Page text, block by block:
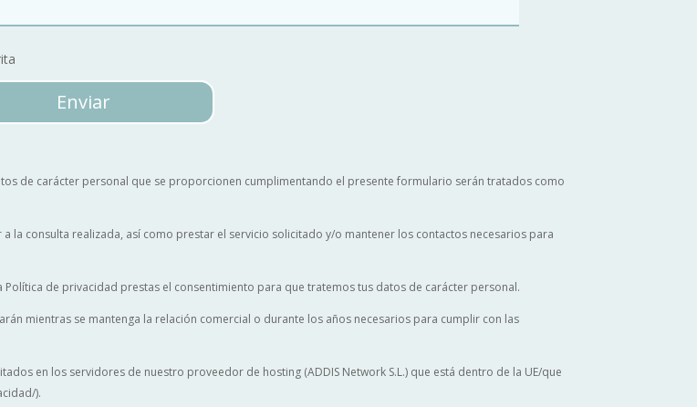
Enviar
de carácter personal que se proporcionen cumplimentando el presente formulario serán tratados como
la consulta realizada, así como prestar el servicio solicitado y/o mantener los contactos necesarios para
de privacidad prestas el consentimiento para que tratemos tus datos de carácter personal.
mientras se mantenga la relación comercial o durante los años necesarios para cumplir con las
en los servidores de nuestro proveedor de hosting (ADDIS Network S.L.) que está dentro de la UE/que
).